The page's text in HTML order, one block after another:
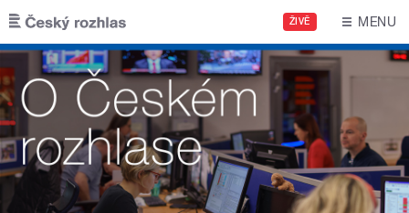
Přejít k hlavnímu obsahu
ŽIVĚ MENU